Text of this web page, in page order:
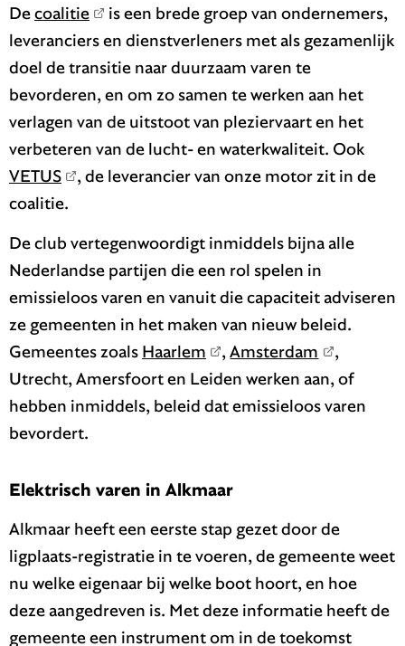
Decoalitie
is een brede groep van ondernemers,
leveranciers en dienstverleners met als gezamenlijk
doel de transitie naar duurzaam varen te
bevorderen, en om zo samen te werken aan het
verlagen van de uitstoot van pleziervaart en het
verbeteren van de lucht- en waterkwaliteit. Ook
VETUS
, de leverancier van onze motor zit in de
coalitie.
De club vertegenwoordigt inmiddels bijna alle
Nederlandse partijen die een rol spelen in
emissieloos varen en vanuit die capaciteit adviseren
ze gemeenten in het maken van nieuw beleid.
Gemeentes zoals Haarlem ,Amsterdam
,
Utrecht, Amersfoort en Leiden werken aan, of
hebben inmiddels, beleid dat emissieloos varen
bevordert.
Elektrisch varen in Alkmaar
Alkmaar heeft een eerste stap gezet door de
ligplaats-registratie in te voeren, de gemeente weet
nu welke eigenaar bij welke boot hoort, en hoe
deze aangedreven is. Met deze informatie heeft de
gemeente een instrument om in de toekomst